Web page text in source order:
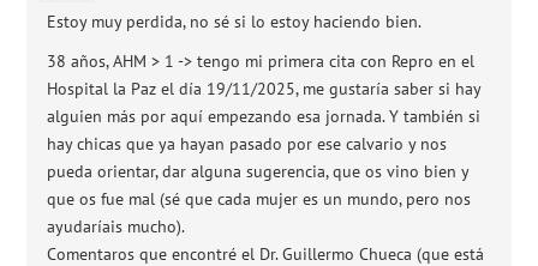
Estoy muy perdida, no sé si lo estoy haciendo bien.
38 años, AHM > 1 -> tengo mi primera cita con Repro en el
Hospital la Paz el día 19/11/2025, me gustaría saber si hay
alguien más por aquí empezando esa jornada. Y también si
hay chicas que ya hayan pasado por ese calvario y nos
pueda orientar, dar alguna sugerencia, que os vino bien y
que os fue mal (sé que cada mujer es un mundo, pero nos
ayudaríais mucho).
Comentaros que encontré el Dr. Guillermo Chueca (que está